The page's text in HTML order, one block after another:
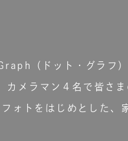
（ドット・グラフ
カメラマン４名で皆さ
ォトをはじめとした、